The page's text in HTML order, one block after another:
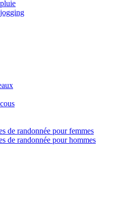
de randonnée pour femmes
de randonnée pour hommes